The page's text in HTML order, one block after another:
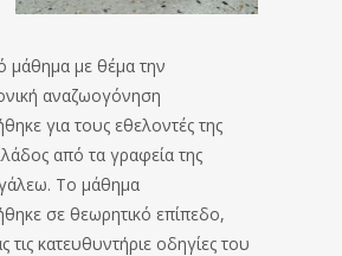
μάθημα με θέμα την
αναζωογόνηση
για τους εθελοντές της
από τα γραφεία της
Το μάθημα
σε θεωρητικό επίπεδο,
κατευθυντήριε οδηγίες του